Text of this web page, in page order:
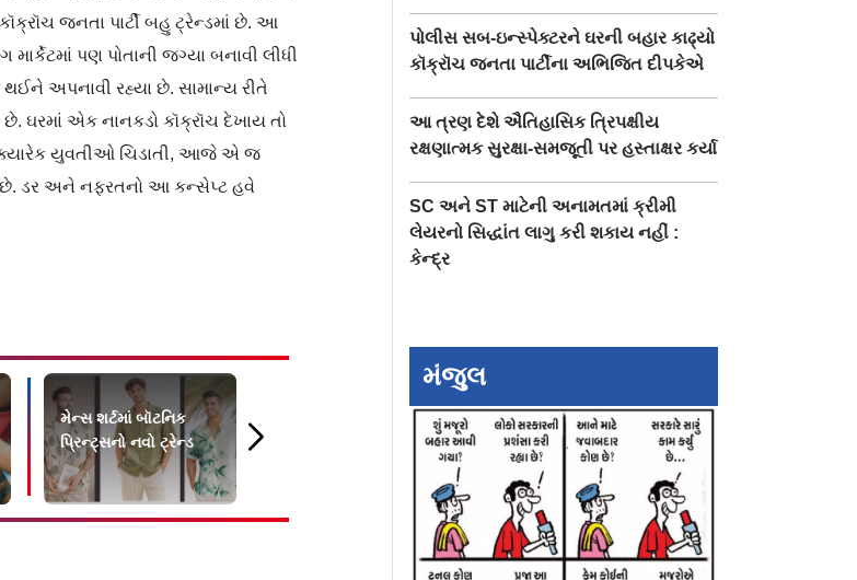
જનતા પાર્ટી બહુ ટ્રેન્ડમાં છે. આ
પણ પોતાની જગ્યા બનાવી લીધી
અપનાવી રહ્યા છે. સામાન્ય રીતે
ઘરમાં એક નાનકડો કૉક્રૉચ દેખાય તો
યુવતીઓ ચિડાતી, આજે એ જ
છે. ડર અને નફરતનો આ કન્સેપ્ટ હવે
મેન્સ શર્ટમાં બૉટનિક
પ્રિન્ટ્સનો નવો ટ્રેન્ડ
મૉસ્કિટો રેપેલન્ટ પ્લાન્ટ્સ
હવે પેન્ડન્ટને કહો બાય,
અપનાવો ઘૂઘરીવાળાં મૉડર્ન
મંગળસૂત્ર
પોલીસ સબ-ઇન્સ્પેક્ટરને ઘરની બહાર કાઢ્યો
કૉક્રૉચ જનતા પાર્ટીના અભિજિત દીપકેએ
આ ત્રણ દેશે ઐતિહાસિક ત્રિપક્ષીય
રક્ષણાત્મક સુરક્ષા-સમજૂતી પર હસ્તાક્ષર કર્યા
SC અને ST માટેની અનામતમાં ક્રીમી
લેયરનો સિદ્ધાંત લાગુ કરી શકાય નહીં :
કેન્દ્ર
મંજુલ